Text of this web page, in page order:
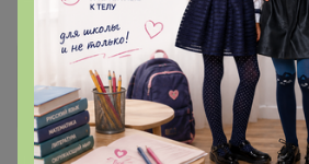
Артемида
Бронзовый организатор